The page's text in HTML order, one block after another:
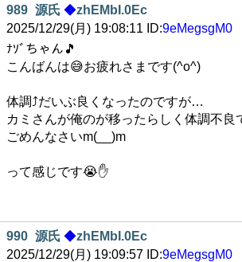
989 源氏 ◆zhEMbI.0Ec
2025/12/29(月) 19:08:11 ID:9eMegsgM0
ﾅｿﾞちゃん🎵
こんばんは😅お疲れさまです(^o^)
体調⤴️だいぶ良くなったのですが…
カミさんが俺のが移ったらしく体調不良
ごめんなさいm(__)m
って感じです😭✋
990 源氏 ◆zhEMbI.0Ec
2025/12/29(月) 19:09:57 ID:9eMegsgM0